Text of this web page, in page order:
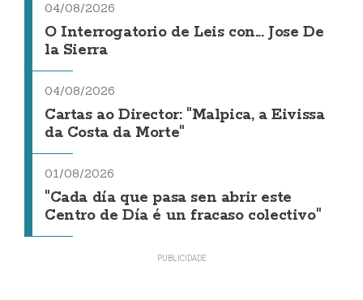
04/08/2026
O Interrogatorio de Leis con... Jose De
la Sierra
04/08/2026
Cartas ao Director: "Malpica, a Eivissa
da Costa da Morte"
01/08/2026
"Cada día que pasa sen abrir este
Centro de Día é un fracaso colectivo"